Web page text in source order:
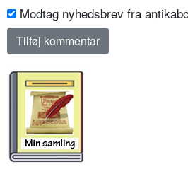
Modtag nyhedsbrev fra